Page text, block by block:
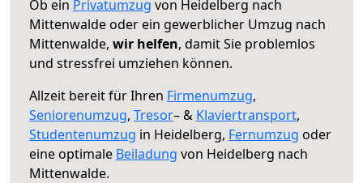
Ob ein Privatumzug von Heidelberg nach
Mittenwalde oder ein gewerblicher Umzug nach
Mittenwalde, wir helfen, damit Sie problemlos
und stressfrei umziehen können.
Allzeit bereit für Ihren Firmenumzug,
Seniorenumzug, Tresor– & Klaviertransport,
Studentenumzug in Heidelberg, Fernumzug oder
eine optimale Beiladung von Heidelberg nach
Mittenwalde.